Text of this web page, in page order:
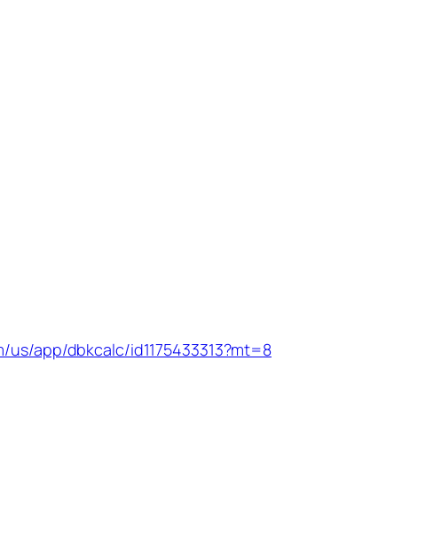
app/dbkcalc/id1175433313?mt=8